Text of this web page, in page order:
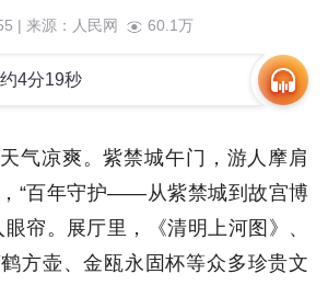
| 来源： 人民网 60.1万
，约4分19秒
气凉爽。紫禁城午门，游人摩肩
“百年守护——从紫禁城到故宫博
帘。展厅里，《清明上河图》、
鹤方壶、金瓯永固杯等众多珍贵文